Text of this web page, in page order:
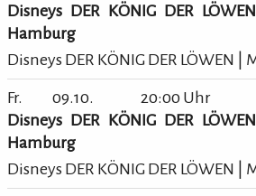
Disneys DER KÖNIG DER
Hamburg
Disneys DER KÖNIG DER LÖWEN |
Fr. 09.10.
20:00 Uhr
Disneys DER KÖNIG DER
Hamburg
Disneys DER KÖNIG DER LÖWEN |